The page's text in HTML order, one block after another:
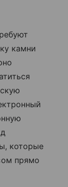
камни
которые
прямо